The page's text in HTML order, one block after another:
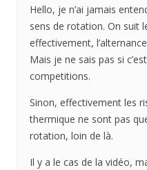
Hello, je n’ai jamais
sens de rotation. On suit
effectivement,
Mais je ne sais pas si
competitions.
Sinon, effectivement les
thermique ne sont pas
rotation, loin de là.
Il y a le cas de la vidéo,